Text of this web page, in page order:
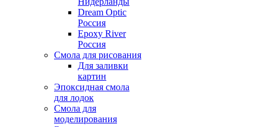
Dream Optic
Россия
Epoxy River
Россия
Смола для рисования
Для заливки
картин
Эпоксидная смола
для лодок
Смола для
моделирования